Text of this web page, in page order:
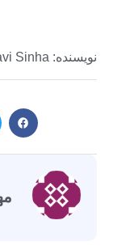
نویسنده: Ravi Sinha